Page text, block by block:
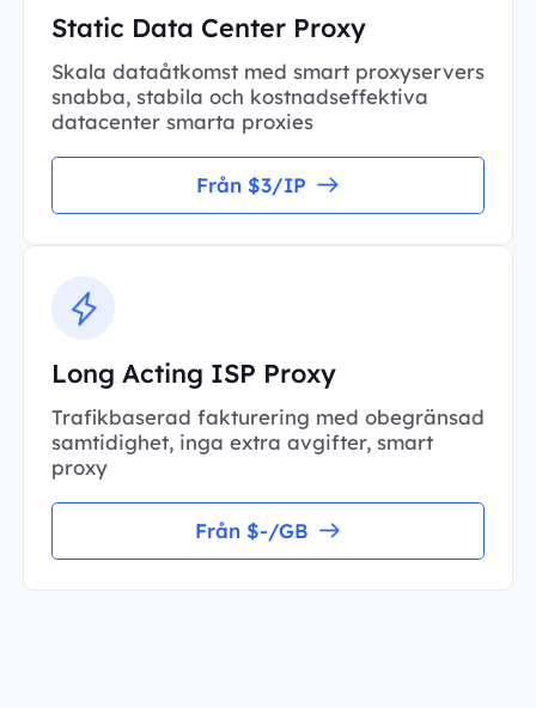
Static Data Center Proxy
Skala dataåtkomst med smart proxyservers
snabba, stabila och kostnadseffektiva
datacenter smarta proxies
Från $3/IP
Long Acting ISP Proxy
Trafikbaserad fakturering med obegränsad
samtidighet, inga extra avgifter, smart
proxy
Från $-/GB